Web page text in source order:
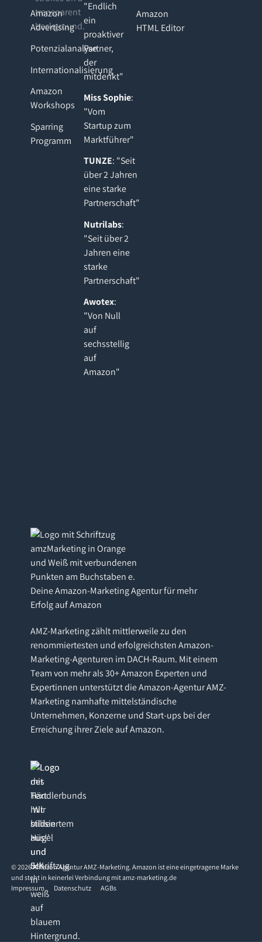
Amazon
Advertising
Potenzialanalyse
Internationalisierung
Amazon
Workshops
Sparring
Programm
"Endlich
ein
proaktiver
Partner,
der
mitdenkt"
Miss Sophie:
"Vom
Startup zum
Marktführer"
TUNZE: "Seit
über 2 Jahren
eine starke
Partnerschaft"
Nutrilabs:
"Seit über 2
Jahren eine
starke
Partnerschaft"
Awotex:
"Von Null
auf
sechsstellig
auf
Amazon"
Amazon
HTML Editor
Deine Amazon-Marketing Agentur für mehr
Erfolg auf Amazon
AMZ-Marketing zählt mittlerweile zu den
renommiertesten und erfolgreichsten Amazon-
Marketing-Agenturen im DACH-Raum. Mit einem
Team von mehr als 30+ Amazon Experten und
Expertinnen unterstützt die Amazon-Agentur AMZ-
Marketing namhafte mittelständische
Unternehmen, Konzerne und Start-ups bei der
Erreichung ihrer Ziele auf Amazon.
©2026Amazon Agentur AMZ-Marketing. Amazon ist eine eingetragene Marke
und steht in keinerlei Verbindung mit amz-marketing.de
Impressum
Datenschutz AGBs